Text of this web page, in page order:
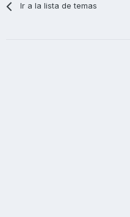
Ir a la lista de temas